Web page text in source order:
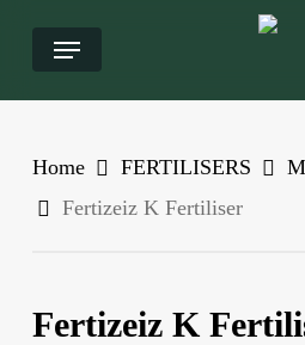
contenuto
Menu
Home FERTILISERS
Fertizeiz K Fertiliser
Fertizeiz K